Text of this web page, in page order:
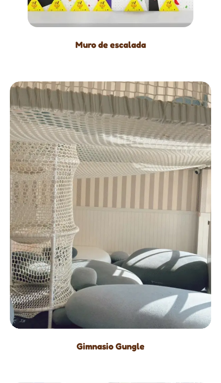
Muro de escalada
Gimnasio Gungle